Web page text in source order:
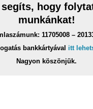
hogy
munkánkat!
11705008 –
bankkártyával itt
Nagyon köszönjük.